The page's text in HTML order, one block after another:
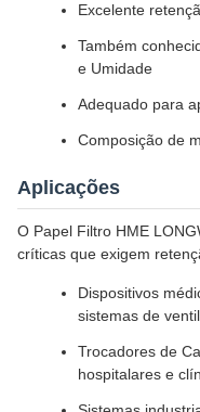
Excelente
Também
e Umidade
Adequado para
Composição de
Aplicações
O Papel Filtro HME
críticas que exigem
Dispositivos
sistemas de
Trocadores de
hospitalares e